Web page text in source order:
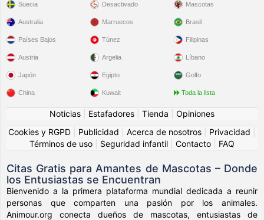
Suecia Desactivado Mascotas
Australia
Países Bajos
Austria
Japón
China
Marruecos
Túnez
Argelia
Egipto
Kuwait
Brasil
Filipinas
Líbano
Golfo
Toda la lista
Noticias Estafadores Tienda
Opiniones
Cookies y RGPD
Publicidad Acerca de nosotros Privacidad
Términos de uso
Seguridad infantil Contacto FAQ
Citas Gratis para Amantes de Mascotas – Donde
los Entusiastas se Encuentran
Bienvenido a la primera plataforma mundial dedicada a reunir
personas que comparten una pasión por los animales.
Animour.org conecta dueños de mascotas, entusiastas de